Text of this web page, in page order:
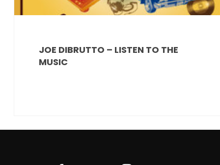
JOE DIBRUTTO – LISTEN TO THE
MUSIC